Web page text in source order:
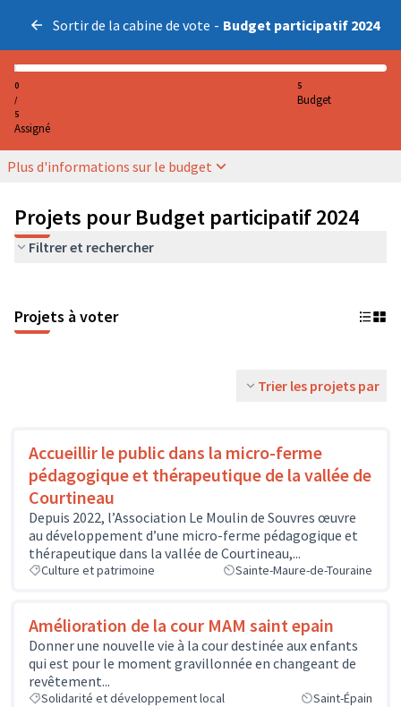
Sortir de la cabine de vote - Budget participatif 2024
0
/
5
Assigné
5
Budget
Plus d'informations sur le budget
Projets pour Budget participatif 2024
Filtrer et rechercher
Projets à voter
Trier les projets par
Accueillir le public dans la micro-ferme
pédagogique et thérapeutique de la vallée de
Courtineau
Depuis 2022, l’Association Le Moulin de Souvres œuvre
au développement d’une micro-ferme pédagogique et
thérapeutique dans la vallée de Courtineau,...
Culture et patrimoine Sainte-Maure-de-Touraine
Amélioration de la cour MAM saint epain
Donner une nouvelle vie à la cour destinée aux enfants
qui est pour le moment gravillonnée en changeant de
revêtement...
Solidarité et développement local Saint-Épain